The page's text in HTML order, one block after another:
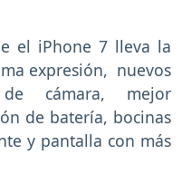
el iPhone 7 lleva la
expresión, nuevos
cámara, mejor
de batería, bocinas
y pantalla con más